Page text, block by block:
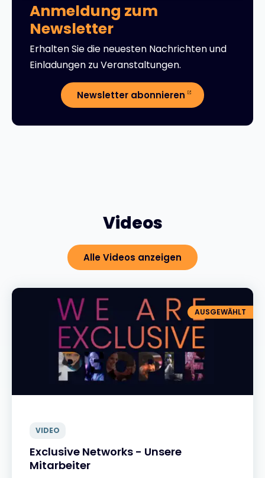
Anmeldung zum
Newsletter
Erhalten Sie die neuesten Nachrichten und
Einladungen zu Veranstaltungen.
Newsletter abonnieren
Videos
Alle Videos anzeigen
AUSGEWÄHLT
VIDEO
Exclusive Networks - Unsere
Mitarbeiter